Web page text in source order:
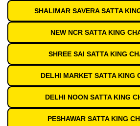
SHALIMAR SAVERA SATTA
NEW NCR SATTA KING
SHREE SAI SATTA KING
DELHI MARKET SATTA KING
DELHI NOON SATTA KING
PESHAWAR SATTA KING